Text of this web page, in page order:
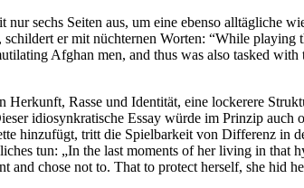
sechs Seiten aus, um eine ebenso alltägliche
schildert er mit nüchternen Worten: “While
Afghan men, and thus was also tasked
Rasse und Identität, eine lockerere
idiosynkratische Essay würde im Prinzip auch
hinzufügt, tritt die Spielbarkeit von Differenz in
tun: „In the last moments of her living in
chose not to. That to protect herself, she hid